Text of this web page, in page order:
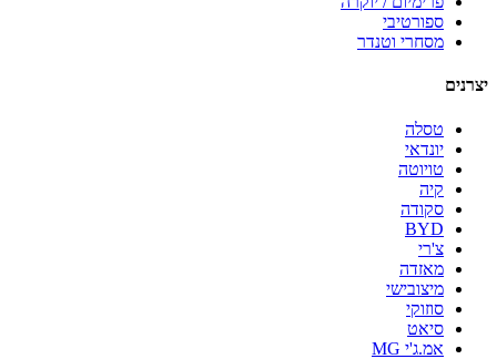
ספורטיבי
מסחרי וטנדר
יצרנים
טסלה
יונדאי
טויוטה
קיה
סקודה
BYD
צ'רי
מאזדה
מיצובישי
סוזוקי
סיאט
אמ.ג'י MG